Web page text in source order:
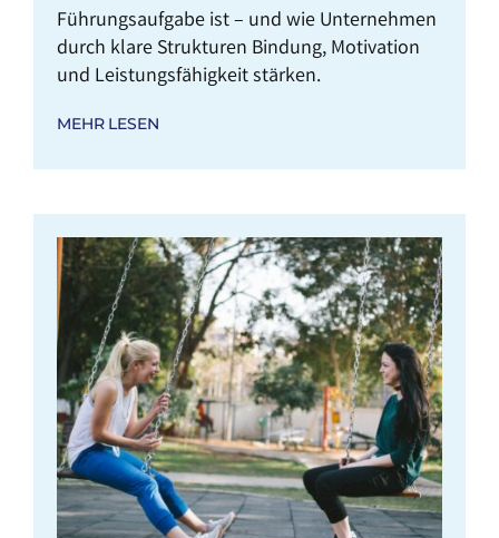
Führungsaufgabe ist – und wie Unternehmen
durch klare Strukturen Bindung, Motivation
und Leistungsfähigkeit stärken.
MEHR LESEN